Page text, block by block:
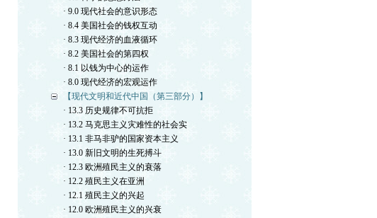
· 9.0 现代社会的意识形态
· 8.4 美国社会的钱权互动
· 8.3 现代经济的血液循环
· 8.2 美国社会的第四权
· 8.1 以钱为中心的运作
· 8.0 现代经济的宏观运作
【现代文明和近代中国（第三部分）】
· 13.3 历史规律不可抗拒
· 13.2 马克思主义灾难性的社会实
· 13.1 非马非驴的国家资本主义
· 13.0 新旧文明的生死搏斗
· 12.3 欧洲殖民主义的衰落
· 12.2 殖民主义在亚洲
· 12.1 殖民主义的兴起
· 12.0 欧洲殖民主义的兴衰